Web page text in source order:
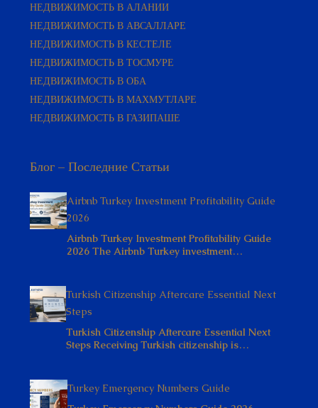
НЕДВИЖИМОСТЬ В АЛАНИИ
НЕДВИЖИМОСТЬ В АВСАЛЛАРЕ
НЕДВИЖИМОСТЬ В КЕСТЕЛЕ
НЕДВИЖИМОСТЬ В ТОСМУРЕ
НЕДВИЖИМОСТЬ В ОБА
НЕДВИЖИМОСТЬ В МАХМУТЛАРЕ
НЕДВИЖИМОСТЬ В ГАЗИПАШЕ
Блог – Последние Статьи
Airbnb Turkey Investment Profitability Guide
2026
Airbnb Turkey Investment Profitability Guide
2026 The Airbnb Turkey investment…
Turkish Citizenship Aftercare Essential Next
Steps
Turkish Citizenship Aftercare Essential Next
Steps Receiving Turkish citizenship is…
Turkey Emergency Numbers Guide